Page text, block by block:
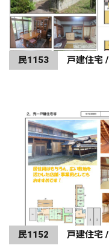
民1153 戸建住宅 /
民1152 戸建住宅 /